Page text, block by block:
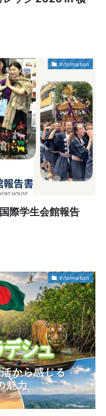
Information
際学生会館報告
Information